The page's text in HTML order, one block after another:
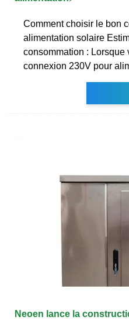
Comment choisir le bon
alimentation solaire
consommation :
connexion 230V pour
Neoen lance la